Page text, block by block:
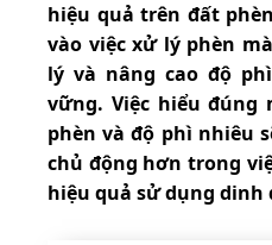
hiệu quả trên đất
vào việc xử lý phèn
lý và nâng cao độ
vững. Việc hiểu
phèn và độ phì nhiêu
chủ động hơn trong
hiệu quả sử dụng dinh